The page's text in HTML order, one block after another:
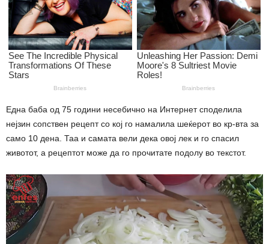
Eдна баба од 75 години несебично на Интернет споделила
нејзин сопствен рецепт со кој го намалила шеќерот во кр-вта за
само 10 дена. Таа и самата вели дека овој лек и го спасил
животот, а рецептот може да го прочитате подолу во текстот.